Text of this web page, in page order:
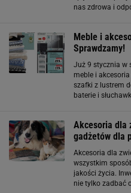
nas zdrowa i
Meble i
Sprawdzamy!
Już 9 stycznia w
meble i
szafki z lustrem
baterie i
Akcesoria dla
gadżetów dla
Akcesoria dla
wszystkim
jakości życia.
nie tylko zadbać